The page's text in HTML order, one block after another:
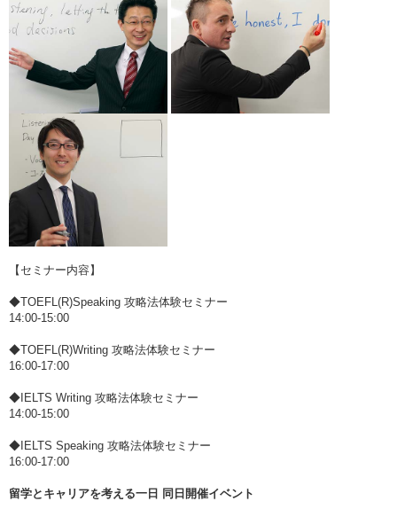
【セミナー内容】
◆TOEFL(R)Speaking 攻略法体験セミナー
14:00-15:00
◆TOEFL(R)Writing 攻略法体験セミナー
16:00-17:00
◆IELTS Writing 攻略法体験セミナー
14:00-15:00
◆IELTS Speaking 攻略法体験セミナー
16:00-17:00
留学とキャリアを考える一日 同日開催イベント